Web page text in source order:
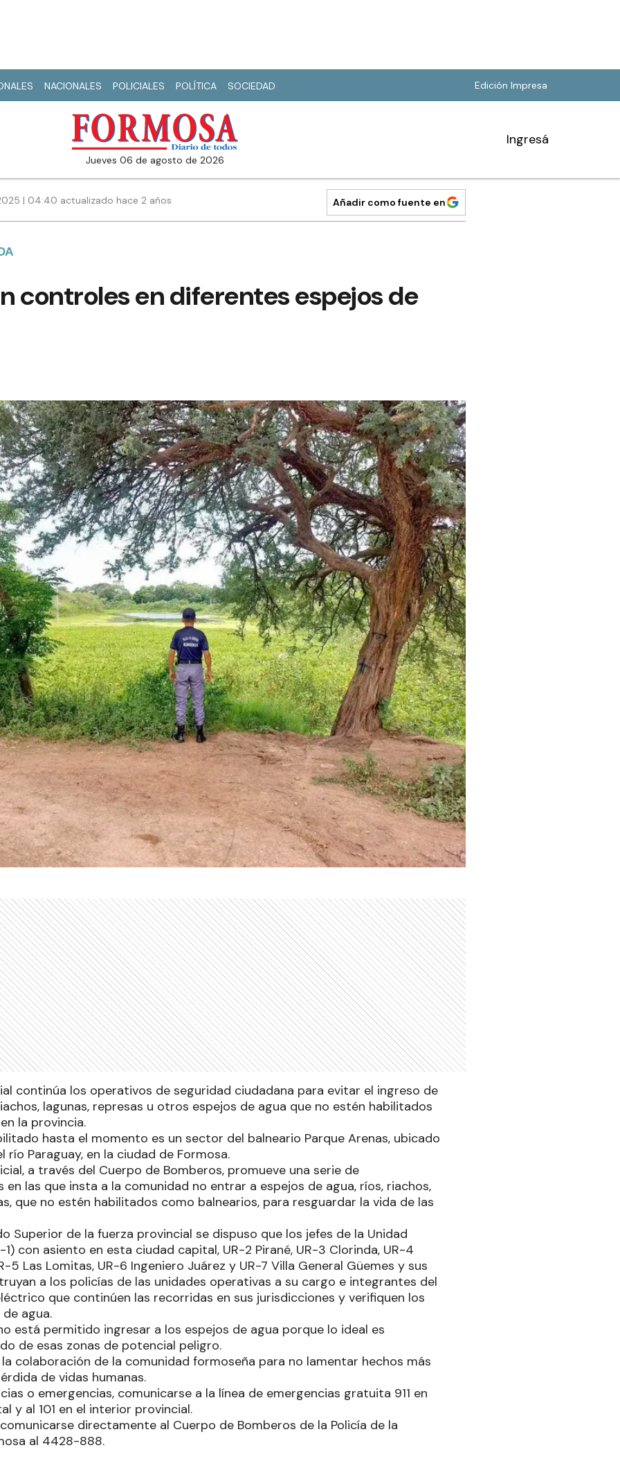
NACIONALES POLICIALES POLÍTICA SOCIEDAD Edición Impresa
jueves 06 de agosto de 2026
Ingresá
| 04:40 actualizado hace 2 años Añadir como fuente en
controles en diferentes espejos de
continúa los operativos de seguridad ciudadana para evitar el ingreso de
lagunas, represas u otros espejos de agua que no estén habilitados
la provincia.
hasta el momento es un sector del balneario Parque Arenas, ubicado
río Paraguay, en la ciudad de Formosa.
a través del Cuerpo de Bomberos, promueve una serie de
en las que insta a la comunidad no entrar a espejos de agua, ríos, riachos,
que no estén habilitados como balnearios, para resguardar la vida de las
Superior de la fuerza provincial se dispuso que los jefes de la Unidad
1) con asiento en esta ciudad capital, UR-2 Pirané, UR-3 Clorinda, UR-4
5 Las Lomitas, UR-6 Ingeniero Juárez y UR-7 Villa General Güemes y sus
a los policías de las unidades operativas a su cargo e integrantes del
que continúen las recorridas en sus jurisdicciones y verifiquen los
agua.
está permitido ingresar a los espejos de agua porque lo ideal es
de esas zonas de potencial peligro.
colaboración de la comunidad formoseña para no lamentar hechos más
de vidas humanas.
o emergencias, comunicarse a la línea de emergencias gratuita 911 en
y al 101 en el interior provincial.
directamente al Cuerpo de Bomberos de la Policía de la
al 4428-888.